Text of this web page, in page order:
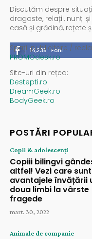
Discutăm despre
dragoste, relații, nunți
casă și grădină, rețete
14,235 Fani
Spații publicitare /
PROMOdesk.ro
Site-uri din rețea:
Destepti.ro
DreamGeek.ro
BodyGeek.ro
POSTĂRI
Copii & adolescenți
Copiii bilingvi
altfel! Vezi care sunt
avantajele învățării
doua limbi la vârste
fragede
mart. 30, 2022
Animale de companie